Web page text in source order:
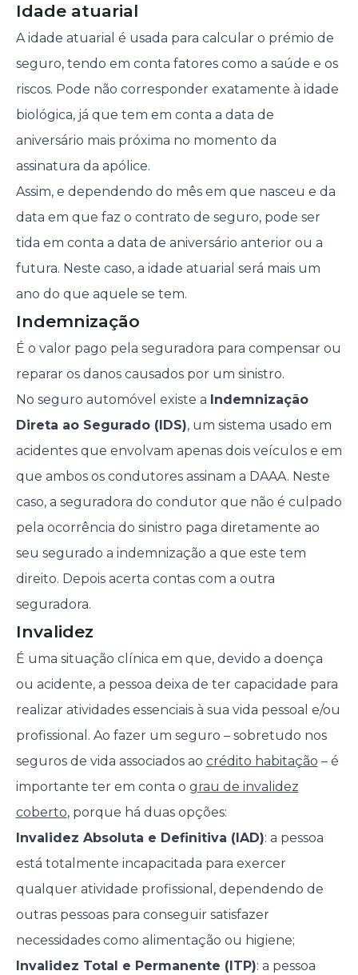
Idade atuarial
A idade atuarial é usada para calcular o prémio de
seguro, tendo em conta fatores como a saúde e os
riscos. Pode não corresponder exatamente à idade
biológica, já que tem em conta a data de
aniversário mais próxima no momento da
assinatura da apólice.
Assim, e dependendo do mês em que nasceu e da
data em que faz o contrato de seguro, pode ser
tida em conta a data de aniversário anterior ou a
futura. Neste caso, a idade atuarial será mais um
ano do que aquele se tem.
Indemnização
É o valor pago pela seguradora para compensar ou
reparar os danos causados por um sinistro.
No seguro automóvel existe a Indemnização
Direta ao Segurado (IDS), um sistema usado em
acidentes que envolvam apenas dois veículos e em
que ambos os condutores assinam a DAAA. Neste
caso, a seguradora do condutor que não é culpado
pela ocorrência do sinistro paga diretamente ao
seu segurado a indemnização a que este tem
direito. Depois acerta contas com a outra
seguradora.
Invalidez
É uma situação clínica em que, devido a doença
ou acidente, a pessoa deixa de ter capacidade para
realizar atividades essenciais à sua vida pessoal e/ou
profissional. Ao fazer um seguro – sobretudo nos
seguros de vida associados ao crédito habitação – é
importante ter em conta o grau de invalidez
coberto, porque há duas opções:
Invalidez Absoluta e Definitiva (IAD): a pessoa
está totalmente incapacitada para exercer
qualquer atividade profissional, dependendo de
outras pessoas para conseguir satisfazer
necessidades como alimentação ou higiene;
Invalidez Total e Permanente (ITP): a pessoa